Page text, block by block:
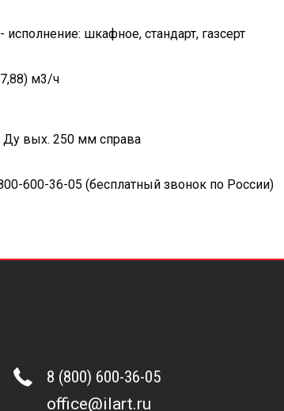
шкафное, стандарт, газсерт
м3/ч
Ду вых. 250 мм справа
600-36-05 (бесплатный звонок по России)
8 (800) 600-36-05
office@ilart.ru